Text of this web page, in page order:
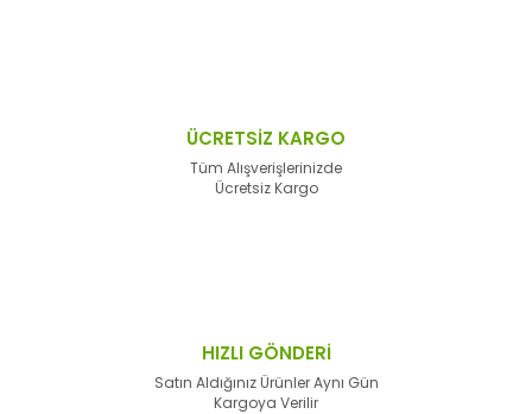
ÜCRETSİZ KARGO
Tüm Alışverişlerinizde
Ücretsiz Kargo
HIZLI GÖNDERİ
Satın Aldığınız Ürünler Aynı Gün
Kargoya Verilir